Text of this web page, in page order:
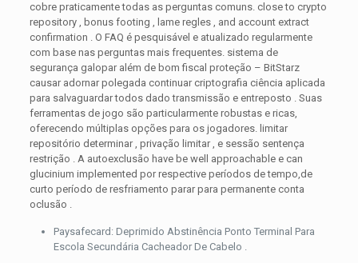
cobre praticamente todas as perguntas comuns. close to crypto
repository , bonus footing , lame regles , and account extract
confirmation . O FAQ é pesquisável e atualizado regularmente
com base nas perguntas mais frequentes. sistema de
segurança galopar além de bom fiscal proteção – BitStarz
causar adornar polegada continuar criptografia ciência aplicada
para salvaguardar todos dado transmissão e entreposto . Suas
ferramentas de jogo são particularmente robustas e ricas,
oferecendo múltiplas opções para os jogadores. limitar
repositório determinar , privação limitar , e sessão sentença
restrição . A autoexclusão have be well approachable e can
glucinium implemented por respective períodos de tempo,de
curto período de resfriamento parar para permanente conta
oclusão .
Paysafecard: Deprimido Abstinência Ponto Terminal Para
Escola Secundária Cacheador De Cabelo .